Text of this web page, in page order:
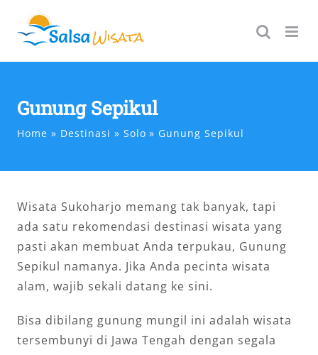
content
Gunung Sepikul
Home Destinasi Solo Gunung Sepikul
Wisata Sukoharjo memang tak banyak, tapi
ada satu rekomendasi destinasi wisata yang
pasti akan membuat Anda terpukau, Gunung
Sepikul namanya. Jika Anda pecinta wisata
alam, wajib sekali datang ke sini.
Bisa dibilang gunung mungil ini adalah wisata
tersembunyi di Jawa Tengah dengan segala